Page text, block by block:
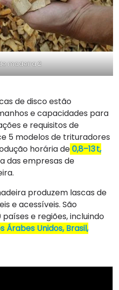
madeira 2
de disco estão
e capacidades para
e requisitos de
5 modelos de trituradores
horária de0,8–13 t,
das empresas de
produzem lascas de
e acessíveis. São
e regiões, incluindo
Árabes Unidos, Brasil,